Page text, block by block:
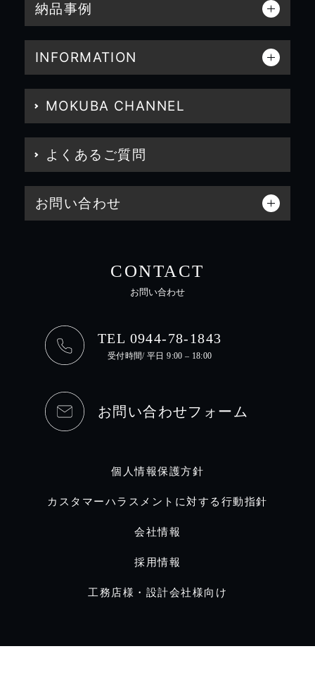
納品事例
INFORMATION
MOKUBA CHANNEL
よくあるご質問
お問い合わせ
CONTACT
お問い合わせ
TEL 0944-78-1843
受付時間/ 平日 9:00 – 18:00
お問い合わせフォーム
個人情報保護方針
カスタマーハラスメントに対する行動指針
会社情報
採用情報
工務店様・設計会社様向け